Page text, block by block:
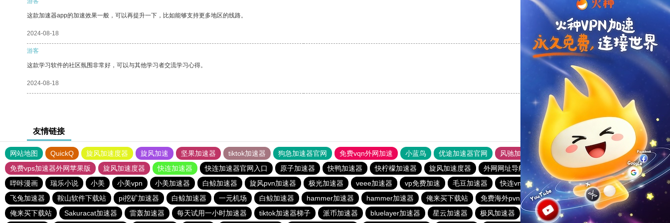
这款加速器app的加速效果一般，可以再提升一下，比如能够支持更多地区的线路。
2024-08-18 支持 [0] 反对 [0]
游客
这款学习软件的社区氛围非常好，可以与其他学习者交流学习心得。
2024-08-18 支持
友情链接
网站地图 QuickQ 旋风加速度器 旋风加速 坚果加速器 tiktok加速器 狗急加速器官网 免费vqn外网加速 小蓝鸟 优途加速器官网 风驰加速器
旋风加速器
免费vps加速器外网苹果版
旋风加速度器 快连加速器 快连加速器官网入口 原子加速器 快鸭加速器 快柠檬加速器 旋风加速度器 外网网址导航 软件中心 雷霆加速
狂飙加速器
哔咔漫画
瑞乐小说 小美 小美vpn 小美加速器 白鲸加速器 旋风pvn加速器 极光加速器 veee加速器 vp免费加速 毛豆加速器 快连vn破解版 picacg加速器
盘古加速器
飞兔加速器
鞍山软件下载站 pi挖矿加速器 白鲸加速器 一元机场 白鲸加速器 hammer加速器 hammer加速器 俺来买下载站 免费海外pvn加速器 闪电猫加速器
点点加速器
俺来买下载站
Sakuracat加速器 雷轰加速器 每天试用一小时加速器 tiktok加速器梯子 派币加速器 bluelayer加速器 星云加速器 极风加速器 酷通加速器 快橙加速器 19515.com